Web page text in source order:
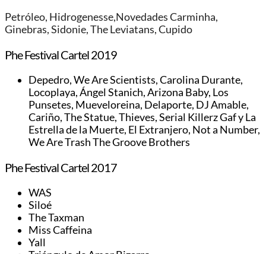
Petróleo, Hidrogenesse,Novedades Carminha,
Ginebras, Sidonie, The Leviatans, Cupido
Phe Festival Cartel 2019
Depedro, We Are Scientists, Carolina Durante,
Locoplaya, Ángel Stanich, Arizona Baby, Los
Punsetes, Mueveloreina, Delaporte, DJ Amable,
Cariño, The Statue, Thieves, Serial Killerz Gaf y La
Estrella de la Muerte, El Extranjero, Not a Number,
We Are Trash The Groove Brothers
Phe Festival Cartel 2017
WAS
Siloé
The Taxman
Miss Caffeina
Yall